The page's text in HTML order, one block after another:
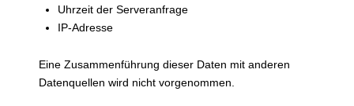
Uhrzeit der Serveranfrage
IP-Adresse
Eine Zusammenführung dieser Daten mit anderen
Datenquellen wird nicht vorgenommen.